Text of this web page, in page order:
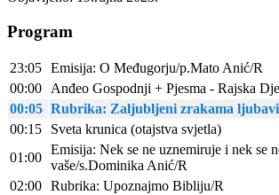
Program
23:05 Emisija: O Međugorju/p.Mato Anić/R
00:00
Anđeo Gospodnji + Pjesma - Rajska
00:05 Rubrika: Zaljubljeni zrakama
00:15
Sveta krunica (otajstva svjetla)
01:00
Emisija: Nek se ne uznemiruje i nek se
vaše/s.Dominika Anić/R
02:00 Rubrika: Upoznajmo Bibliju/R